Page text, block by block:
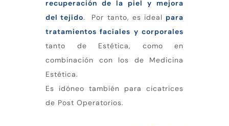
recuperación de la piel y mejora
del tejido. Por tanto, es ideal para
tratamientos faciales y corporales
tanto de Estética, como en
combinación con los de Medicina
Estética.
Es idóneo también para cicatrices
de Post Operatorios.